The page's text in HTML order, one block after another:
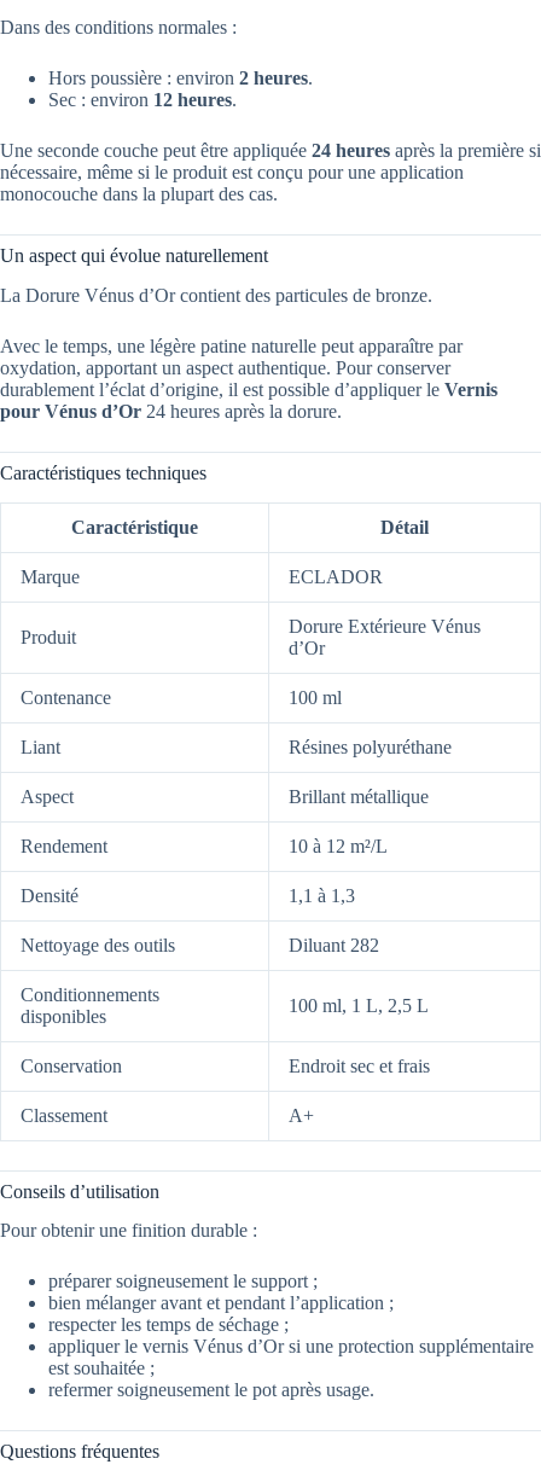
Dans des conditions normales :
Hors poussière : environ 2 heures.
Sec : environ 12 heures.
Une seconde couche peut être appliquée 24 heures après la première si
nécessaire, même si le produit est conçu pour une application
monocouche dans la plupart des cas.
Un aspect qui évolue naturellement
La Dorure Vénus d’Or contient des particules de bronze.
Avec le temps, une légère patine naturelle peut apparaître par
oxydation, apportant un aspect authentique. Pour conserver
durablement l’éclat d’origine, il est possible d’appliquer le Vernis
pour Vénus d’Or 24 heures après la dorure.
Caractéristiques techniques
Caractéristique Détail
Marque ECLADOR
Produit
Dorure Extérieure Vénus
d’Or
Contenance 100 ml
Liant Résines polyuréthane
Aspect Brillant métallique
Rendement 10 à 12 m²/L
Densité 1,1 à 1,3
Nettoyage des outils Diluant 282
Conditionnements
disponibles
100 ml, 1 L, 2,5 L
Conservation Endroit sec et frais
Classement A+
Conseils d’utilisation
Pour obtenir une finition durable :
préparer soigneusement le support ;
bien mélanger avant et pendant l’application ;
respecter les temps de séchage ;
appliquer le vernis Vénus d’Or si une protection supplémentaire
est souhaitée ;
refermer soigneusement le pot après usage.
Questions fréquentes